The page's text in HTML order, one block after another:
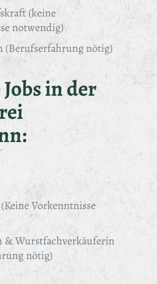
(keine
notwendig)
(Berufserfahrung nötig)
in der
Vorkenntnisse
& Wurstfachverkäuferin
nötig)